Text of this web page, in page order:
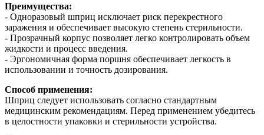
Преимущества:
- Одноразовый шприц исключает риск перекрестного
заражения и обеспечивает высокую степень стерильности.
- Прозрачный корпус позволяет легко контролировать объем
жидкости и процесс введения.
- Эргономичная форма поршня обеспечивает легкость в
использовании и точность дозирования.
Способ применения:
Шприц следует использовать согласно стандартным
медицинским рекомендациям. Перед применением убедитесь
в целостности упаковки и стерильности устройства.